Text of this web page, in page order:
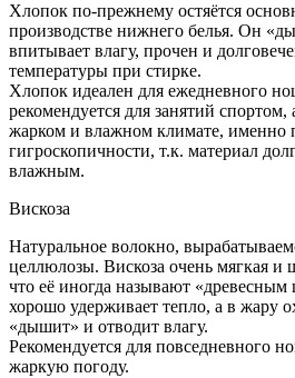
Хлопок по-прежнему остяётся
производстве нижнего белья. Он
впитывает влагу, прочен и
температуры при стирке.
Хлопок идеален для ежедневного
рекомендуется для занятий
жарком и влажном климате, именно
гигроскопичности, т.к. материал
влажным.
Вискоза
Натуральное волокно,
целлюлозы. Вискоза очень мягкая и
что её иногда называют «древесным
хорошо удерживает тепло, а в жару
«дышит» и отводит влагу.
Рекомендуется для повседневного
жаркую погоду.